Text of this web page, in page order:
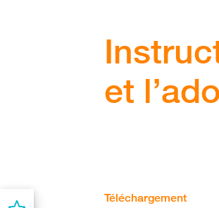
et
Téléchargement